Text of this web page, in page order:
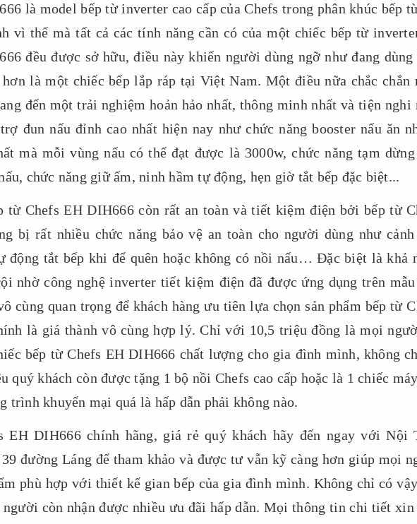
là model bếp từ inverter cao cấp của Chefs trong phân khúc bếp
vì thế mà tất cả các tính năng cần có của một chiếc bếp từ
đều được sở hữu, điều này khiến người dùng ngỡ như đang dùng
là một chiếc bếp lắp ráp tại Việt Nam. Một điều nữa chắc chắn
đến một trải nghiệm hoản hảo nhất, thông minh nhất và tiện nghi
đun nấu đỉnh cao nhất hiện nay như chức năng booster nấu ăn
mà mỗi vùng nấu có thể đạt được là 3000w, chức năng tạm dừng
chức năng giữ ấm, ninh hầm tự động, hẹn giờ tắt bếp đặc biệt...
từ Chefs EH DIH666 còn rất an toàn và tiết kiệm điện bởi bếp từ
bị rất nhiều chức năng bảo vệ an toàn cho người dùng như cảnh
động tắt bếp khi để quên hoặc không có nồi nấu… Đặc biệt là khả
nhờ công nghệ inverter tiết kiệm điện đã được ứng dụng trên mẫu
cùng quan trọng để khách hàng ưu tiên lựa chọn sản phẩm bếp từ
là giá thành vô cùng hợp lý. Chỉ với 10,5 triệu đồng là mọi
bếp từ Chefs EH DIH666 chất lượng cho gia đình mình, không
quý khách còn được tặng 1 bộ nồi Chefs cao cấp hoặc là 1 chiếc
trình khuyến mại quá là hấp dẫn phải không nào.
EH DIH666 chính hãng, giá rẻ quý khách hãy đến ngay với Nội
đường Láng để tham khảo và được tư vẫn kỹ càng hơn giúp mọi
phù hợp với thiết kế gian bếp của gia đình mình. Không chỉ có
còn nhận được nhiều ưu đãi hấp dẫn. Mọi thông tin chi tiết